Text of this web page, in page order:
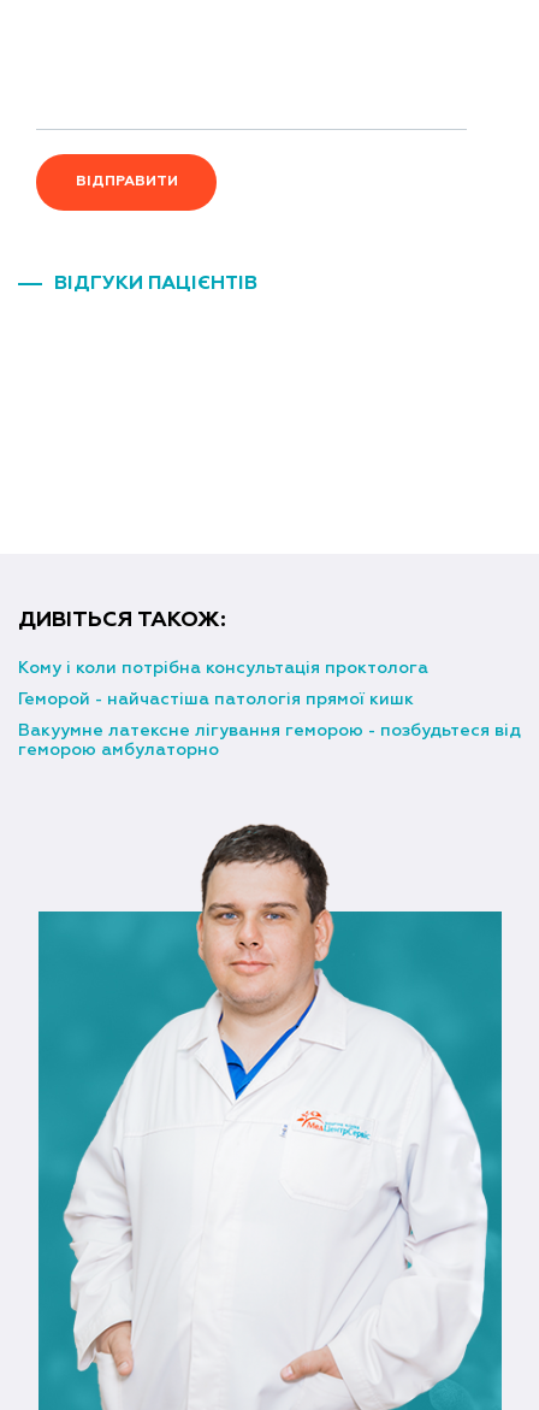
ВІДПРАВИТИ
ВІДГУКИ ПАЦІЄНТІВ
ДИВІТЬСЯ ТАКОЖ:
Кому і коли потрібна консультація проктолога
Геморой - найчастіша патологія прямої кишк
Вакуумне латексне лігування геморою - позбудьтеся від
геморою амбулаторно